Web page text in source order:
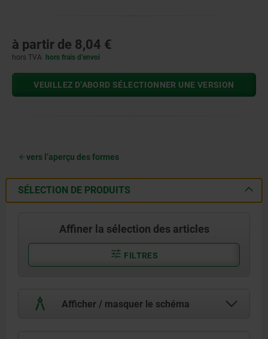
à partir de 8,04 €
hors TVA hors frais d’envoi
VEUILLEZ D’ABORD SÉLECTIONNER UNE VERSION
vers l’aperçu des formes
SÉLECTION DE PRODUITS
Affiner la sélection des articles
FILTRES
Afficher / masquer le schéma